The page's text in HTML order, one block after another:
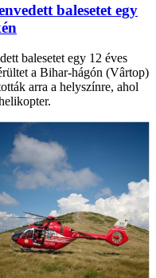
balesetet egy
balesetet egy 12 éves
a Bihar-hágón (Vârtop)
arra a helyszínre, ahol